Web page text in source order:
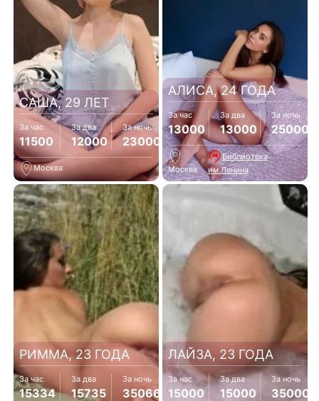
САША, 29 ЛЕТ
За час
11500
За два
12000
За ночь
23000
Москва
АЛИСА, 24 ГОДА
За час
13000
За два
13000
За ночь
25000
Москва
Библиотека
им.Ленина
РИММА, 23 ГОДА
За час
15334
За два
15735
За ночь
35066
ЛАЙЗА, 23 ГОДА
За час
15000
За два
15000
За ночь
35000